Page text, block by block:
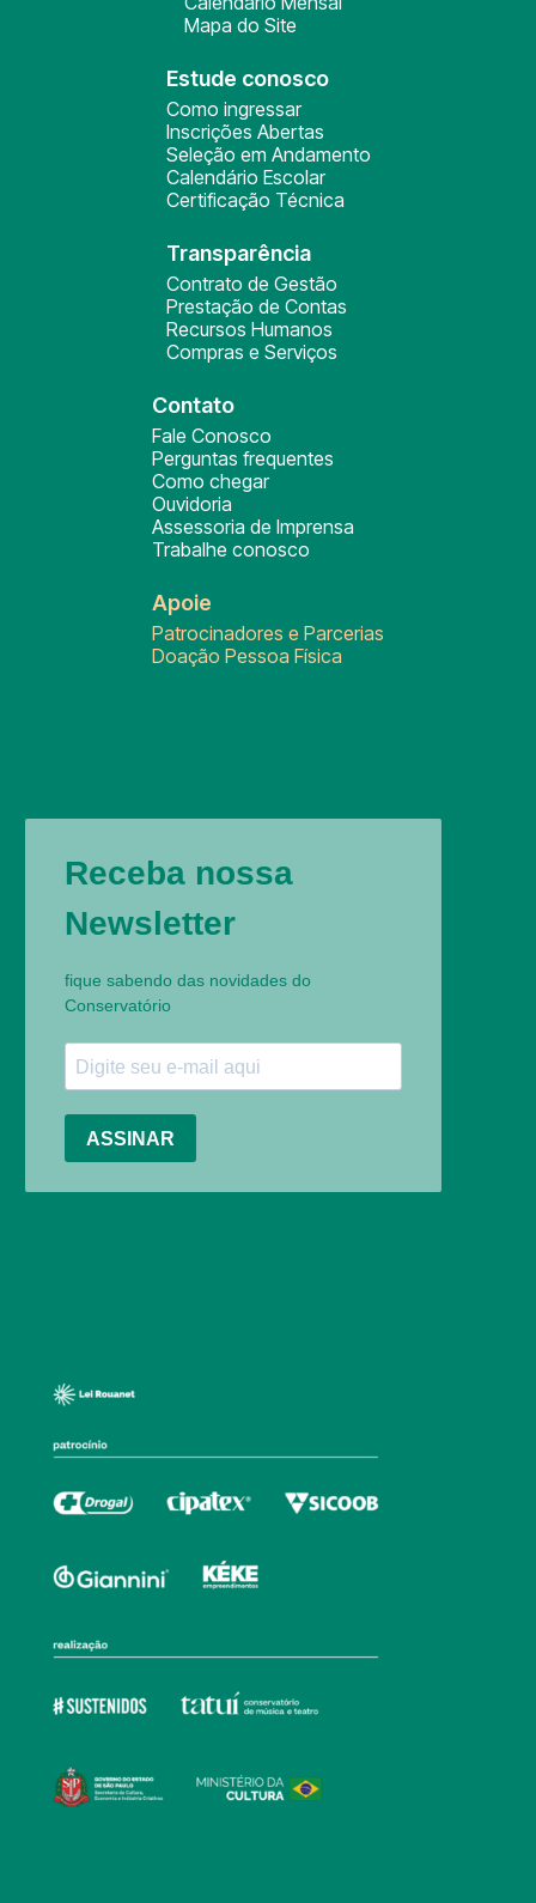
Mapa do Site
Estude conosco
Como ingressar
Inscrições Abertas
Seleção em Andamento
Calendário Escolar
Certificação Técnica
Transparência
Contrato de Gestão
Prestação de Contas
Recursos Humanos
Compras e Serviços
Contato
Fale Conosco
Perguntas frequentes
Como chegar
Ouvidoria
Assessoria de Imprensa
Trabalhe conosco
Apoie
Patrocinadores e Parcerias
Doação Pessoa Física